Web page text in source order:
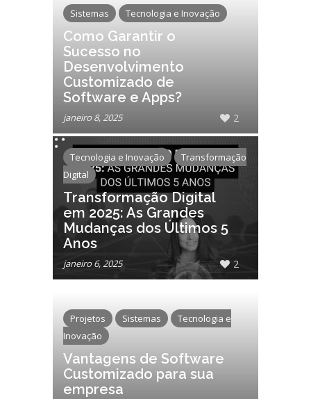
Sistemas Tecnologia e Inovação
Como Garantir o
Sucesso no
Desenvolvimento
Customizado de
Software e Apps?
janeiro 8, 2025 2
Tecnologia e Inovação
Transformação
Digital
Transformação Digital
em 2025: As Grandes
Mudanças dos Últimos 5
Anos
janeiro 6, 2025 2
Projetos Sistemas
Tecnologia e
Inovação
Vantagens de Software
Customizado para sua
empresa